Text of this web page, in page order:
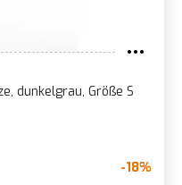
dunkelgrau, Größe S
-18%